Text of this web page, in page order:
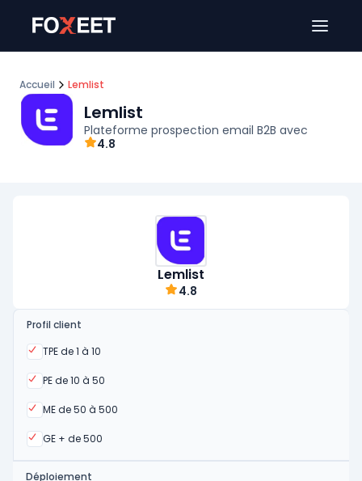
Accueil Lemlist
Lemlist
Plateforme prospection email B2B avec
4.8
Lemlist
4.8
Profil client
TPE de 1 à 10
Oui
PE de 10 à 50
Oui
ME de 50 à 500
Oui
GE + de 500
Oui
Déploiement